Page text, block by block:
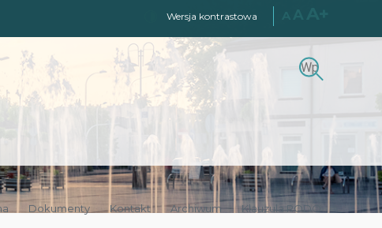
Wersja kontrastowa
Dokumenty Kontakt Archiwum Klauzula RODO
Szukaj:
Szukaj